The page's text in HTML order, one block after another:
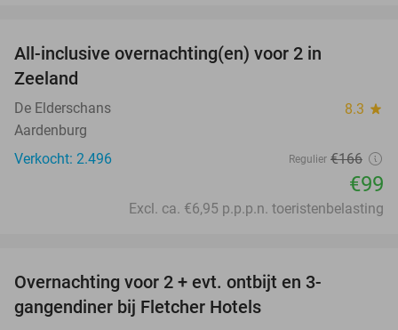
All-inclusive overnachting(en) voor 2 in
Zeeland
De Elderschans 8.3 star
Aardenburg
Verkocht: 2.496
Regulier €166
€99
Excl. ca. €6,95 p.p.p.n. toeristenbelasting
Overnachting voor 2 + evt. ontbijt en 3-
gangendiner bij Fletcher Hotels